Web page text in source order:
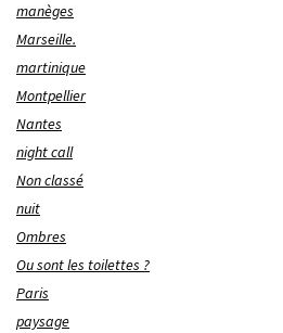
manèges
Marseille.
martinique
Montpellier
Nantes
night call
Non classé
nuit
Ombres
Ou sont les toilettes ?
Paris
paysage